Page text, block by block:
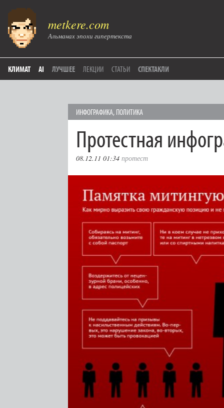
metkere.com
Альманах эпохи гипертекста
КЛИМАТ AI ЛУЧШЕЕ ЛЕКЦИИ СТАТЬИ СПЕКТАКЛИ
ИНФОГРАФИКА, ПОЛИТИКА
Протестная
08.12.11 01:34 протест